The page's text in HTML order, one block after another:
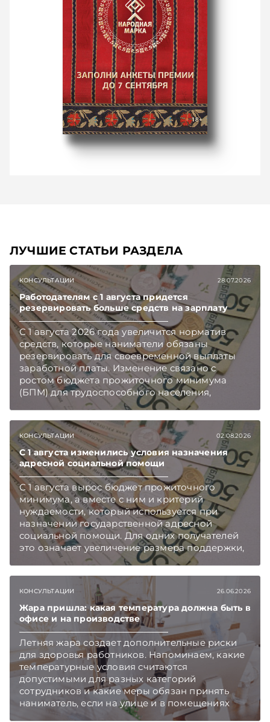
ЛУЧШИЕ СТАТЬИ РАЗДЕЛА
КОНСУЛЬТАЦИИ 28.07.2026
Работодателям с 1 августа придется
резервировать больше средств на зарплату
С 1 августа 2026 года увеличится норматив
средств, которые наниматели обязаны
резервировать для своевременной выплаты
заработной платы. Изменение связано с
ростом бюджета прожиточного минимума
(БПМ) для трудоспособного населения,
сообщает Минтруда и соцзащиты.
Главное об экономике Беларуси — раньше,
чем в новостях TelegramViber
КОНСУЛЬТАЦИИ 02.08.2026
С 1 августа изменились условия назначения
адресной социальной помощи
С 1 августа вырос бюджет прожиточного
минимума, а вместе с ним и критерий
нуждаемости, который используется при
назначении государственной адресной
социальной помощи. Для одних получателей
это означает увеличение размера поддержки,
а для других повышение порога дохода
помощью. Подписывайтесь на Telegram‑канал
и Viber. Главное об экономике Беларуси —
раньше, чем в новостях TelegramViber
КОНСУЛЬТАЦИИ 26.06.2026
Жара пришла: какая температура должна быть в
офисе и на производстве
Летняя жара создает дополнительные риски
для здоровья работников. Напоминаем, какие
температурные условия считаются
допустимыми для разных категорий
сотрудников и какие меры обязан принять
наниматель, если на улице и в помещениях
становится слишком жарко.